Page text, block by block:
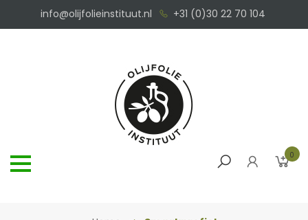
info@olijfolieinstituut.nl +31 (0)30 22 70 104
0